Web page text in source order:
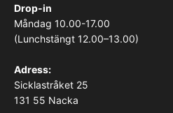
Drop-in
Måndag 10.00-17.00
(Lunchstängt 12.00–13.00)
Adress:
Sicklastråket 25
131 55 Nacka